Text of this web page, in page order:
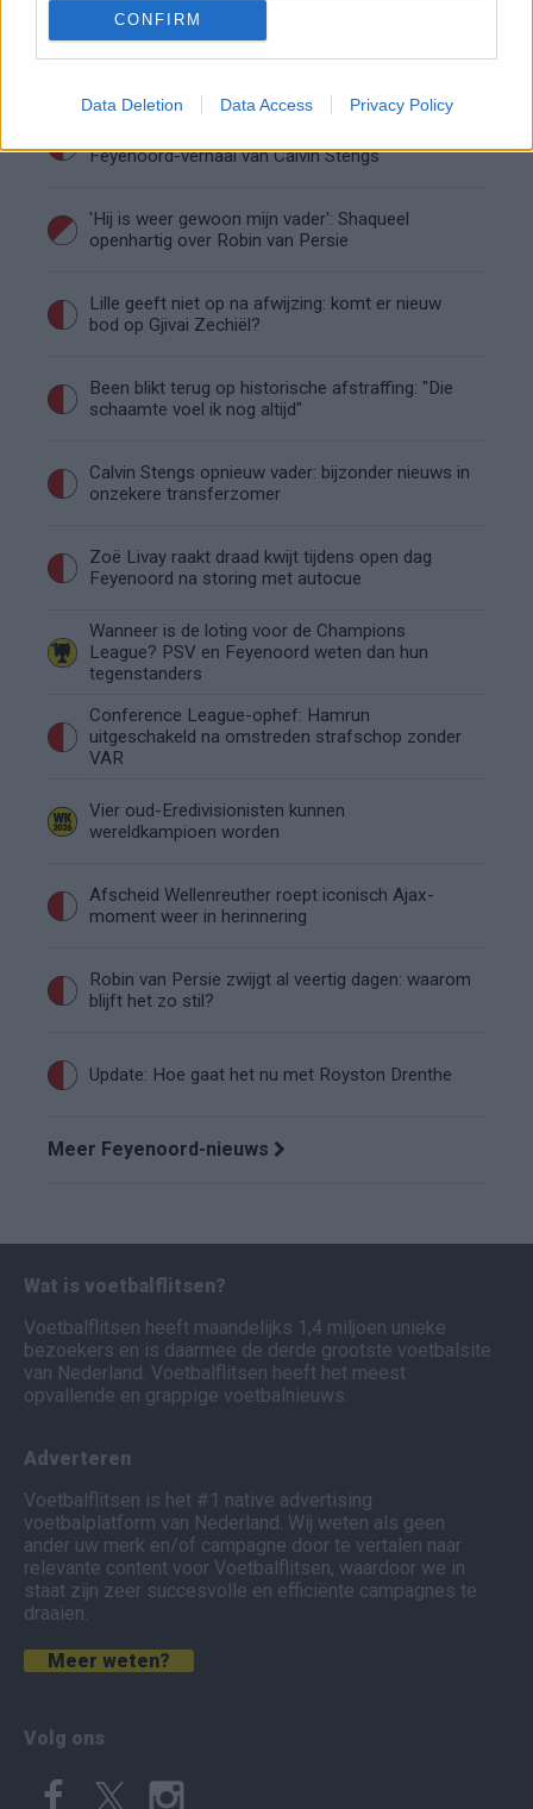
CONFIRM
Data Deletion Data Access Privacy Policy
Feyenoord-verhaal van Calvin Stengs
'Hij is weer gewoon mijn vader': Shaqueel
openhartig over Robin van Persie
Lille geeft niet op na afwijzing: komt er nieuw
bod op Gjivai Zechiël?
Been blikt terug op historische afstraffing: "Die
schaamte voel ik nog altijd"
Calvin Stengs opnieuw vader: bijzonder nieuws in
onzekere transferzomer
Zoë Livay raakt draad kwijt tijdens open dag
Feyenoord na storing met autocue
Wanneer is de loting voor de Champions
League? PSV en Feyenoord weten dan hun
tegenstanders
Conference League-ophef: Hamrun
uitgeschakeld na omstreden strafschop zonder
VAR
Vier oud-Eredivisionisten kunnen
wereldkampioen worden
Afscheid Wellenreuther roept iconisch Ajax-
moment weer in herinnering
Robin van Persie zwijgt al veertig dagen: waarom
blijft het zo stil?
Update: Hoe gaat het nu met Royston Drenthe
Meer Feyenoord-nieuws
Wat is voetbalflitsen?
Voetbalflitsen heeft maandelijks 1,4 miljoen unieke
bezoekers en is daarmee de derde grootste voetbalsite
van Nederland. Voetbalflitsen heeft het meest
opvallende en grappige voetbalnieuws.
Adverteren
Voetbalflitsen is het #1 native advertising
voetbalplatform van Nederland. Wij weten als geen
ander uw merk en/of campagne door te vertalen naar
relevante content voor Voetbalflitsen, waardoor we in
staat zijn zeer succesvolle en efficiënte campagnes te
draaien.
Meer weten?
Volg ons